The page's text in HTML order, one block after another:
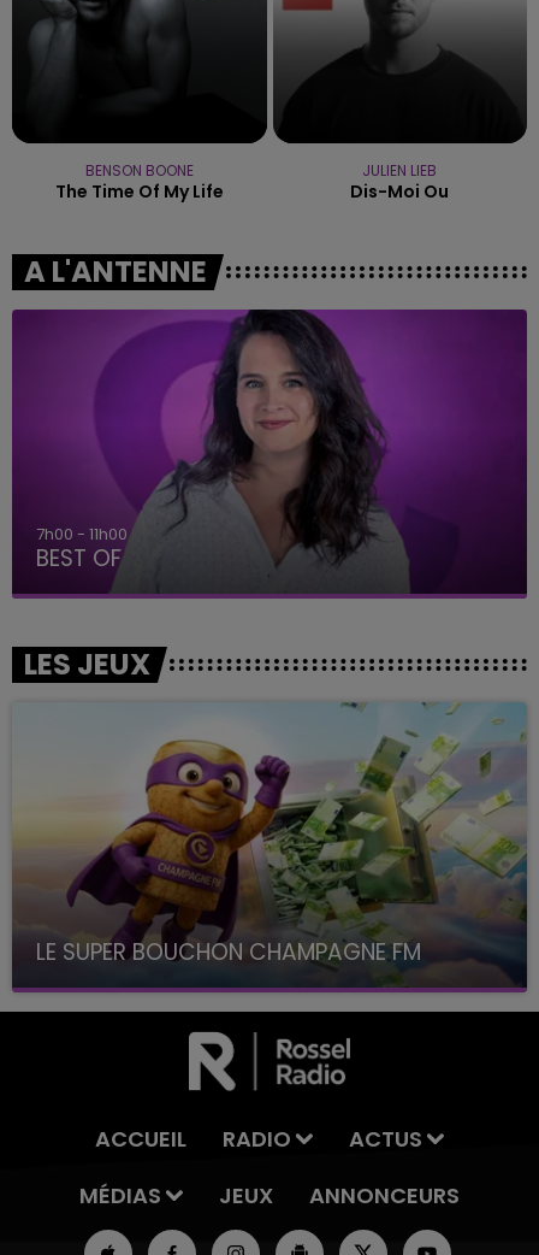
BENSON BOONE
The Time Of My Life
JULIEN LIEB
Dis-Moi Ou
A L'ANTENNE
7h00 - 11h00
BEST OF
LES JEUX
LE SUPER BOUCHON CHAMPAGNE FM
avec La Famille Champagne FM, à 8H10
ACCUEIL RADIO
ACTUS
MÉDIAS
JEUX ANNONCEURS